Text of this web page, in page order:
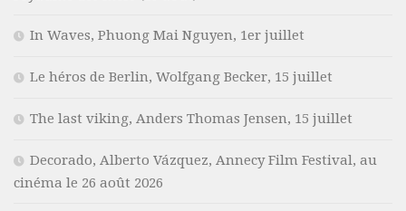
In Waves, Phuong Mai Nguyen, 1er juillet
Le héros de Berlin, Wolfgang Becker, 15 juillet
The last viking, Anders Thomas Jensen, 15 juillet
Decorado, Alberto Vázquez, Annecy Film Festival, au
cinéma le 26 août 2026